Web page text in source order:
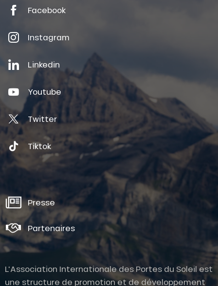
Facebook
Instagram
Linkedin
Youtube
Twitter
Tiktok
Presse
Partenaires
L'Association Internationale des Portes du Soleil est
une structure de promotion et de développement